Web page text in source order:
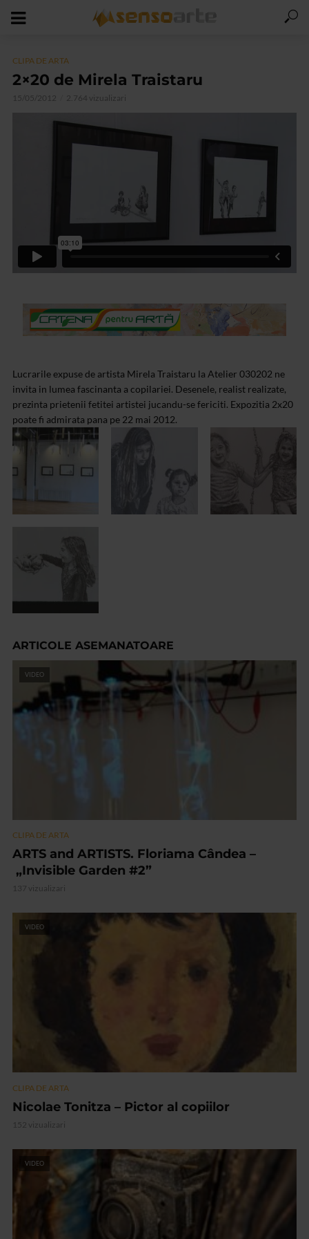
CLIPA DE ARTA
2×20 de Mirela Traistaru
15/05/2012 2.764 vizualizari
Lucrarile expuse de artista Mirela Traistaru la Atelier 030202 ne
invita in lumea fascinanta a copilariei. Desenele, realist realizate,
prezinta prietenii fetitei artistei jucandu-se fericiti. Expozitia 2x20
poate fi admirata pana pe 22 mai 2012.
ARTICOLE ASEMANATOARE
VIDEO
CLIPA DE ARTA
ARTS and ARTISTS. Floriama Cândea –
„Invisible Garden #2”
137 vizualizari
VIDEO
CLIPA DE ARTA
Nicolae Tonitza – Pictor al copiilor
152 vizualizari
VIDEO